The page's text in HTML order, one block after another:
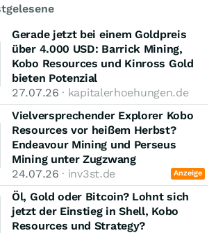
Gerade jetzt bei einem Goldpreis
über 4.000 USD: Barrick Mining,
Kobo Resources und Kinross Gold
bieten Potenzial
27.07.26 · kapitalerhoehungen.de
Vielversprechender Explorer Kobo
Resources vor heißem Herbst?
Endeavour Mining und Perseus
Mining unter Zugzwang
24.07.26 · inv3st.de Anzeige
Öl, Gold oder Bitcoin? Lohnt sich
jetzt der Einstieg in Shell, Kobo
Resources und Strategy?